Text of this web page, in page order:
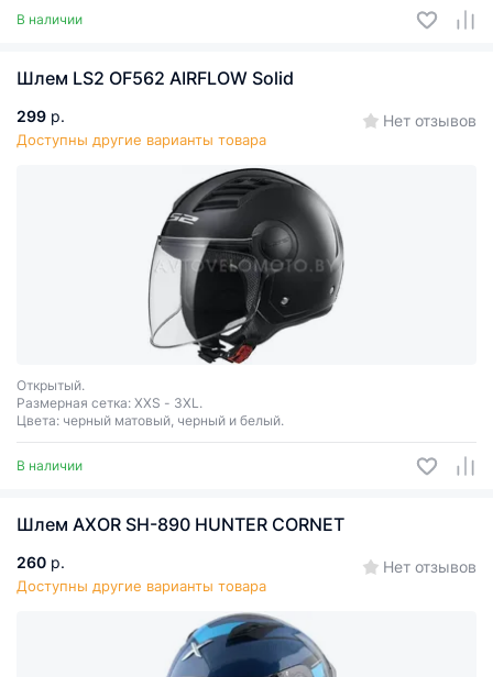
В наличии
Шлем LS2 OF562 AIRFLOW Solid
299 р.
Доступны другие варианты товара
Нет отзывов
Открытый.
Размерная сетка: XXS - 3XL.
Цвета: черный матовый, черный и белый.
В наличии
Шлем AXOR SH-890 HUNTER CORNET
260 р.
Доступны другие варианты товара
Нет отзывов